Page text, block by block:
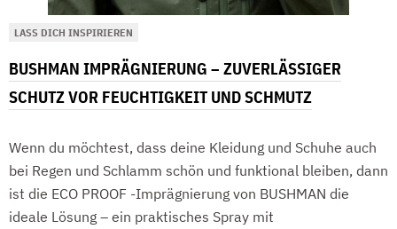
LASS DICH INSPIRIEREN
BUSHMAN IMPRÄGNIERUNG – ZUVERLÄSSIGER
SCHUTZ VOR FEUCHTIGKEIT UND SCHMUTZ
Wenn du möchtest, dass deine Kleidung und Schuhe auch
bei Regen und Schlamm schön und funktional bleiben, dann
ist die ECO PROOF -Imprägnierung von BUSHMAN die
ideale Lösung – ein praktisches Spray mit